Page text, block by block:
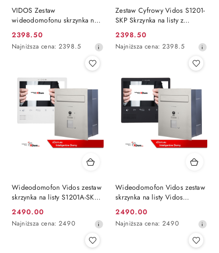
VIDOS Zestaw
wideodomofonu skrzynka na
SK+M1022W
Cena
promocyjna:
2398.50
Najniższa
dni
przed
obniżką
Najniższa cena: 2398.5
Zestaw Cyfrowy Vidos S1201-
SKP Skrzynka na listy z
czytnikiem kart, M1022W
Monitor 4.3'' wideodomofonu
Cena
promocyjna:
2398.50
Najniższa
dni
przed
obniżką
Najniższa cena: 2398.5
Wideodomofon Vidos zestaw
skrzynka na listy S1201A-SKP
M1023W
Cena
promocyjna:
2490.00
Najniższa
Najniższa cena: 2490
Wideodomofon Vidos zestaw
skrzynka na listy Vidos
S1201A-SKP M1023B
Cena
promocyjna:
2490.00
Najniższa
Najniższa cena: 2490